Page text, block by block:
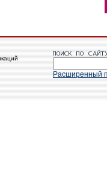
Расширенный